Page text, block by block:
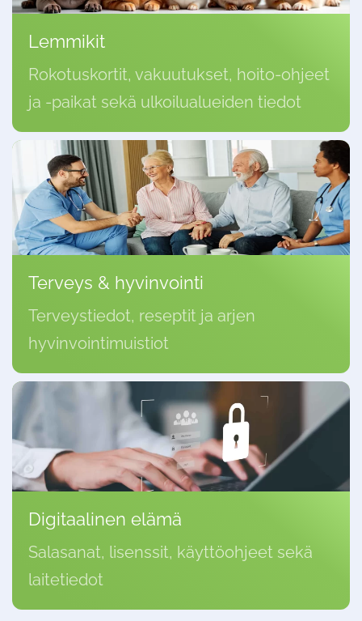
Lemmikit
Rokotuskortit, vakuutukset, hoito-ohjeet
ja -paikat sekä ulkoilualueiden tiedot
Terveys & hyvinvointi
Terveystiedot, reseptit ja arjen
hyvinvointimuistiot
Digitaalinen elämä
Salasanat, lisenssit, käyttöohjeet sekä
laitetiedot